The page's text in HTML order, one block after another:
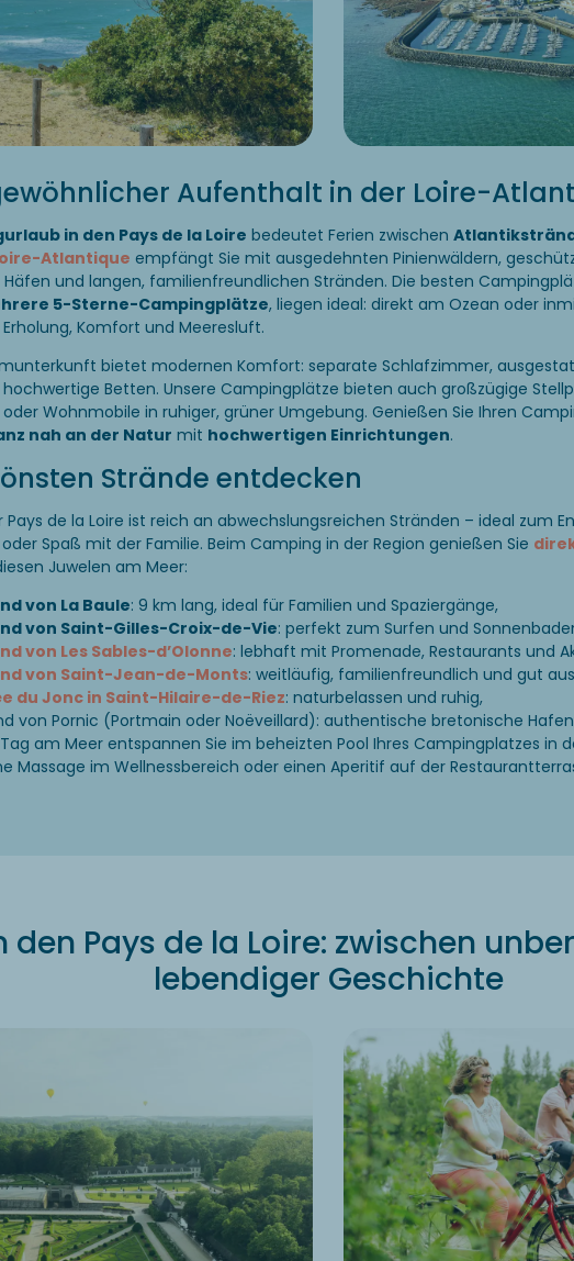
Aufenthalt in der Loire-
in den Pays de la Loire bedeutet Ferien zwischen
Atlantique empfängt Sie mit ausgedehnten Pinienwäldern,
und langen, familienfreundlichen Stränden. Die besten
5-Sterne-Campingplätze, liegen ideal: direkt am Ozean oder
Komfort und Meeresluft.
bietet modernen Komfort: separate Schlafzimmer,
hochwertige Betten. Unsere Campingplätze bieten auch großzügige
Wohnmobile in ruhiger, grüner Umgebung. Genießen Sie Ihren
nah an der Natur mit hochwertigen Einrichtungen.
Strände entdecken
Pays de la Loire ist reich an abwechslungsreichen Stränden – ideal zum
Spaß mit der Familie. Beim Camping in der Region genießen Sie
Juwelen am Meer:
von La Baule: 9 km lang, ideal für Familien und Spaziergänge,
von Saint-Gilles-Croix-de-Vie: perfekt zum Surfen und
von Les Sables-d’Olonne: lebhaft mit Promenade, Restaurants und
von Saint-Jean-de-Monts: weitläufig, familienfreundlich und gut
du Jonc in Saint-Hilaire-de-Riez: naturbelassen und ruhig,
von Pornic (Portmain oder Noëveillard): authentische bretonische
am Meer entspannen Sie im beheizten Pool Ihres Campingplatzes in
Massage im Wellnessbereich oder einen Aperitif auf der
Pays de la Loire: zwischen
lebendiger Geschichte